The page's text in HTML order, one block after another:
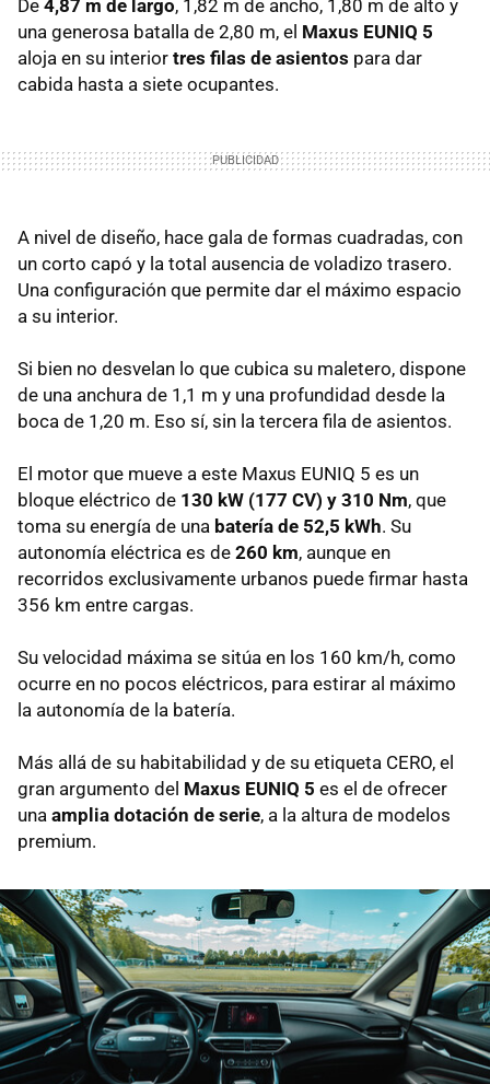
De 4,87 m de largo, 1,82 m de ancho, 1,80 m de alto y
una generosa batalla de 2,80 m, el Maxus EUNIQ 5
aloja en su interior tres filas de asientos para dar
cabida hasta a siete ocupantes.
A nivel de diseño, hace gala de formas cuadradas, con
un corto capó y la total ausencia de voladizo trasero.
Una configuración que permite dar el máximo espacio
a su interior.
Si bien no desvelan lo que cubica su maletero, dispone
de una anchura de 1,1 m y una profundidad desde la
boca de 1,20 m. Eso sí, sin la tercera fila de asientos.
El motor que mueve a este Maxus EUNIQ 5 es un
bloque eléctrico de 130 kW (177 CV) y 310 Nm, que
toma su energía de una batería de 52,5 kWh. Su
autonomía eléctrica es de 260 km, aunque en
recorridos exclusivamente urbanos puede firmar hasta
356 km entre cargas.
Su velocidad máxima se sitúa en los 160 km/h, como
ocurre en no pocos eléctricos, para estirar al máximo
la autonomía de la batería.
Más allá de su habitabilidad y de su etiqueta CERO, el
gran argumento del Maxus EUNIQ 5 es el de ofrecer
una amplia dotación de serie, a la altura de modelos
premium.